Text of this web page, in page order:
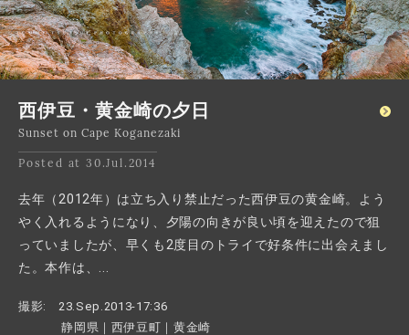
西伊豆・黄金崎の夕日
Sunset on Cape Koganezaki
Posted at 30.Jul.2014
去年（2012年）は立ち入り禁止だった西伊豆の黄金崎。よう
やく入れるようになり、夕陽の向きが良い頃を迎えたので狙
っていましたが、早くも2度目のトライで好条件に出会えまし
た。本作は、...
撮影:
23.Sep.2013-17:36
静岡県｜西伊豆町｜黄金崎